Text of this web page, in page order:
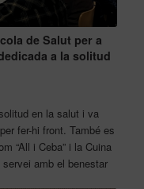
de Salut per a
a la solitud
en la salut i va
fer-hi front. També es
“All i Ceba” i la Cuina
amb el benestar